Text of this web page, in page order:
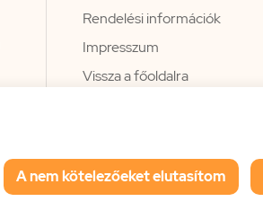
A nem kötelezőeket elutasítom
Rendelési információk
Impresszum
Vissza a főoldalra